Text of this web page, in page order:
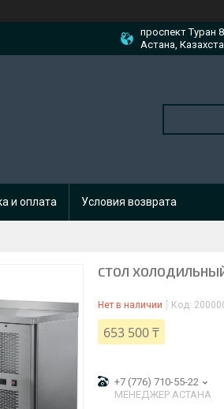
проспект Туран
Астана,
и оплата Условия возврата
СТОЛ ХОЛОДИЛЬНЫЙ
Нет в наличии Код:
653 500 ₸
+7 (776) 710-55-22
МЕНЕДЖЕР АСТАНА